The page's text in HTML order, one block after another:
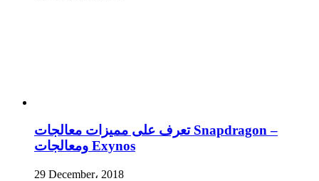
تعرف على مميزات معالجات Snapdragon –
ومعالجات Exynos
29 December، 2018